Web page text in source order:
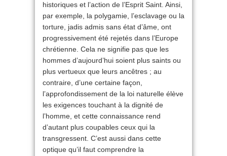
historiques et l’action de l’Esprit Saint. Ainsi,
par exemple, la polygamie, l’esclavage ou la
torture, jadis admis sans état d’âme, ont
progressivement été rejetés dans l’Europe
chrétienne. Cela ne signifie pas que les
hommes d’aujourd’hui soient plus saints ou
plus vertueux que leurs ancêtres ; au
contraire, d’une certaine façon,
l’approfondissement de la loi naturelle élève
les exigences touchant à la dignité de
l’homme, et cette connaissance rend
d’autant plus coupables ceux qui la
transgressent. C’est aussi dans cette
optique qu’il faut comprendre la